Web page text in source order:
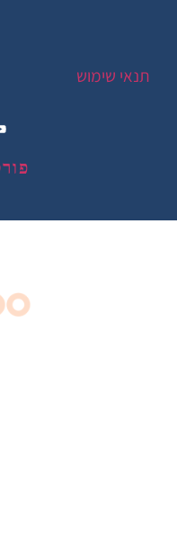
תנאי שימוש